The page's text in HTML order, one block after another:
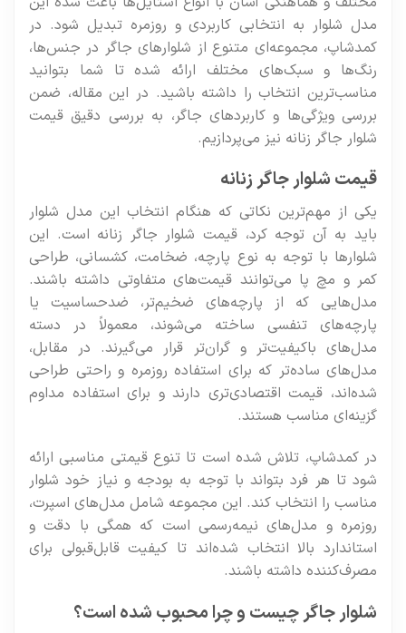
مدل شلوار به انتخابی کاربردی و روزمره تبدیل شود. در
کمدشاپ، مجموعه‌ای متنوع از شلوارهای جاگر در جنس‌ها،
رنگ‌ها و سبک‌های مختلف ارائه شده تا شما بتوانید
مناسب‌ترین انتخاب را داشته باشید. در این مقاله، ضمن
بررسی ویژگی‌ها و کاربردهای جاگر، به بررسی دقیق قیمت
شلوار جاگر زنانه نیز می‌پردازیم.
قیمت شلوار جاگر زنانه
یکی از مهم‌ترین نکاتی که هنگام انتخاب این مدل شلوار
باید به آن توجه کرد، قیمت شلوار جاگر زنانه است. این
شلوارها با توجه به نوع پارچه، ضخامت، کشسانی، طراحی
کمر و مچ پا می‌توانند قیمت‌های متفاوتی داشته باشند.
مدل‌هایی که از پارچه‌های ضخیم‌تر، ضدحساسیت یا
پارچه‌های تنفسی ساخته می‌شوند، معمولاً در دسته
مدل‌های باکیفیت‌تر و گران‌تر قرار می‌گیرند. در مقابل،
مدل‌های ساده‌تر که برای استفاده روزمره و راحتی طراحی
شده‌اند، قیمت اقتصادی‌تری دارند و برای استفاده مداوم
گزینه‌ای مناسب هستند.
در کمدشاپ، تلاش شده است تا تنوع قیمتی مناسبی ارائه
شود تا هر فرد بتواند با توجه به بودجه و نیاز خود شلوار
مناسب را انتخاب کند. این مجموعه شامل مدل‌های اسپرت،
روزمره و مدل‌های نیمه‌رسمی است که همگی با دقت و
استاندارد بالا انتخاب شده‌اند تا کیفیت قابل‌قبولی برای
مصرف‌کننده داشته باشند.
شلوار جاگر چیست و چرا محبوب شده است؟